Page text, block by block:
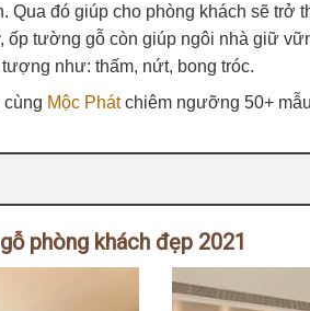
đó giúp cho phòng khách sẽ trở
ốp tường gỗ còn giúp ngôi nhà giữ
như: thấm, nứt, bong tróc.
cùng Mộc Phátchiêm ngưỡng 50+
phòng khách đẹp 2021